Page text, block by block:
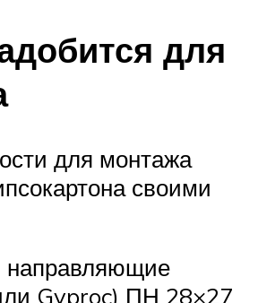
для
для монтажа
своими
Gyproc) ПН 28×27